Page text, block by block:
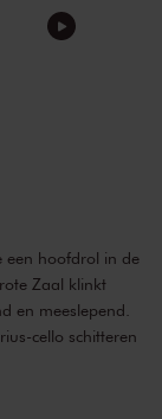
een hoofdrol in de
Zaal klinkt
en meeslepend.
cello schitteren